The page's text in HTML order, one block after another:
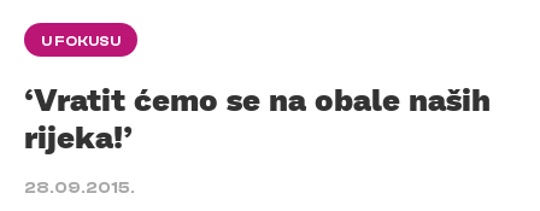
U FOKUSU
‘Vratit ćemo se na obale naših
rijeka!’
28.09.2015.